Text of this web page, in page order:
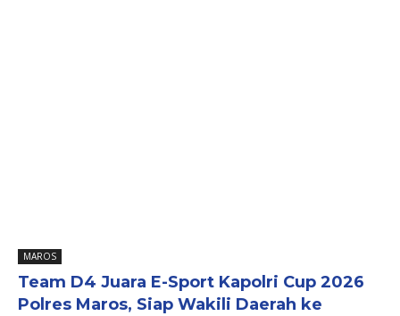
MAROS
Team D4 Juara E-Sport Kapolri Cup 2026
Polres Maros, Siap Wakili Daerah ke